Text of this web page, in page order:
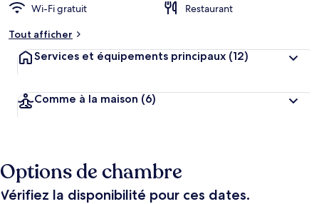
Wi-Fi gratuit
Restaurant
Tout afficher
Services et équipements principaux (12)
Comme à la maison (6)
Options de chambre
Vérifiez la disponibilité pour ces dates.